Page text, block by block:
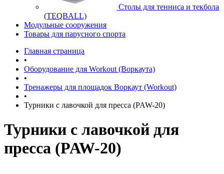
Cтолы для тенниса и текбола
(TEQBALL)
Модульные сооружения
Товары для парусного спорта
Главная страница
•
Оборудование для Workout (Воркаута)
•
Тренажеры для площадок Воркаут (Workout)
•
Турники с лавочкой для пресса (PAW-20)
Турники с лавочкой для
пресса (PAW-20)